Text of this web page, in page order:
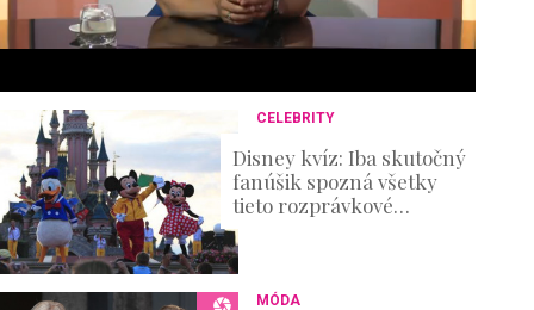
s
CELEBRITY
Disney kvíz: Iba skutočný
fanúšik spozná všetky
tieto rozprávkové
postavičky!
MÓDA